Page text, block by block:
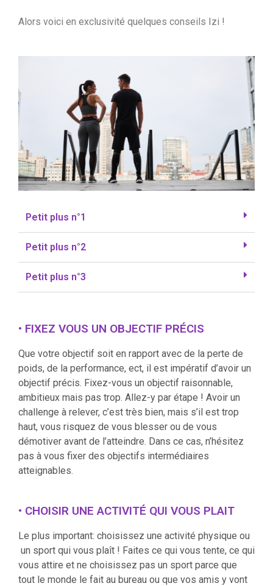
Alors voici en exclusivité quelques conseils Izi !
Petit plus n°1
Petit plus n°2
Petit plus n°3
• FIXEZ VOUS UN OBJECTIF PRÉCIS
Que votre objectif soit en rapport avec de la perte de
poids, de la performance, ect, il est impératif d’avoir un
objectif précis. Fixez-vous un objectif raisonnable,
ambitieux mais pas trop. Allez-y par étape ! Avoir un
challenge à relever, c’est très bien, mais s’il est trop
haut, vous risquez de vous blesser ou de vous
démotiver avant de l’atteindre. Dans ce cas, n’hésitez
pas à vous fixer des objectifs intermédiaires
atteignables.
• CHOISIR UNE ACTIVITÉ QUI VOUS PLAIT
Le plus important: choisissez une activité physique ou
un sport qui vous plaît ! Faites ce qui vous tente, ce qui
vous attire et ne choisissez pas un sport parce que
tout le monde le fait au bureau ou que vos amis y vont